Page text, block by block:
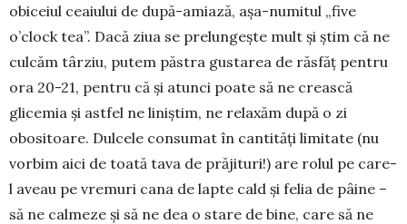
obiceiul ceaiului de după-amiază, așa-numitul „five
o’clock tea”. Dacă ziua se prelungește mult și știm că ne
cul­căm târziu, putem păstra gustarea de răsfăț pen­tru
ora 20-21, pentru că și atunci poate să ne crească
glicemia și astfel ne liniștim, ne relaxăm după o zi
obositoare. Dulcele consumat în cantități limitate (nu
vorbim aici de toată tava de prăjituri!) are rolul pe care-
l aveau pe vremuri cana de lapte cald și felia de pâine –
să ne calmeze și să ne dea o stare de bine, care să ne